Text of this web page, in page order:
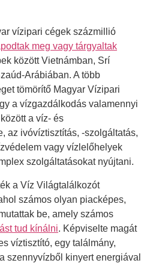
vízipari cégek százmillió
meg vagy tárgyaltak
között Vietnámban, Srí
Arábiában. A több
tömörítő Magyar Vízipari
a vízgazdálkodás valamennyi
a víz- és
az ivóvíztisztítás, -szolgáltatás,
vagy vízlelőhelyek
szolgáltatásokat nyújtani.
a Víz Világtalálkozót
számos olyan piacképes,
be, amely számos
tud kínálni. Képviselte magát
víztisztító, egy találmány,
szennyvízből kinyert energiával